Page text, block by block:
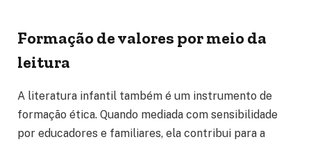
Formação de valores por meio da
leitura
A literatura infantil também é um instrumento de
formação ética. Quando mediada com sensibilidade
por educadores e familiares, ela contribui para a